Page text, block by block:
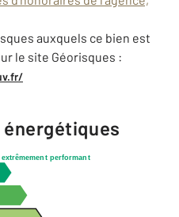
auxquels ce bien est
le site Géorisques :
extrêmement performant